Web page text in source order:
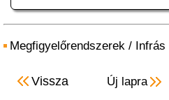
Megfigyelőrendszerek / Infrás
Vissza Új lapra